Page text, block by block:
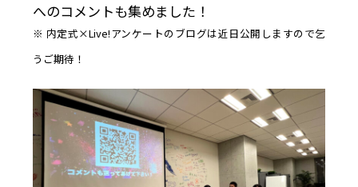
へのコメントも集めました！
※ 内定式×Live!アンケートのブログは近日公開しますので乞
うご期待！